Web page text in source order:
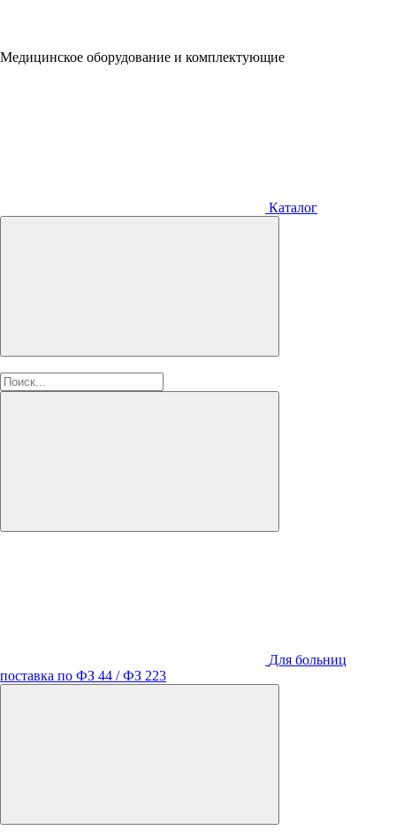
Медицинское оборудование и комплектующие
Каталог
Для больниц
поставка по ФЗ 44 / ФЗ 223